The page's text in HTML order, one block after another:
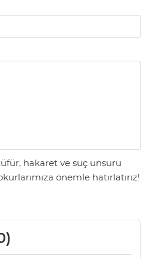
hakaret ve suç unsuru
önemle hatırlatırız!
)